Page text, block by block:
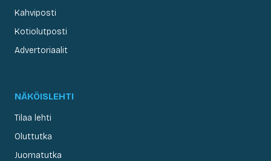
Kahviposti
Kotiolutposti
Advertoriaalit
NÄKÖISLEHTI
Tilaa lehti
Oluttutka
Juomatutka